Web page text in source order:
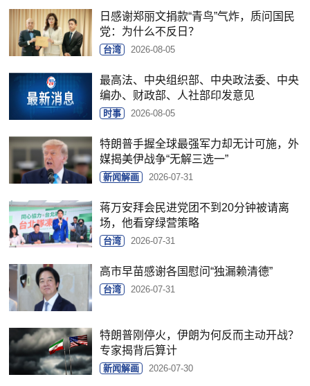
日感谢郑丽文捐款“青鸟”气炸，质问国民
党：为什么不反日？
台湾 2026-08-05
最高法、中央组织部、中央政法委、中央
编办、财政部、人社部印发意见
时事 2026-08-05
特朗普手握全球最强军力却无计可施，外
媒揭美伊战争“无解三选一”
新闻解画 2026-07-31
蒋万安拜会民进党团不到20分钟被请离
场，他看穿绿营策略
台湾 2026-07-31
高市早苗感谢各国慰问“独漏赖清德”
台湾 2026-07-31
特朗普刚停火，伊朗为何反而主动开战？
专家揭背后算计
新闻解画 2026-07-30